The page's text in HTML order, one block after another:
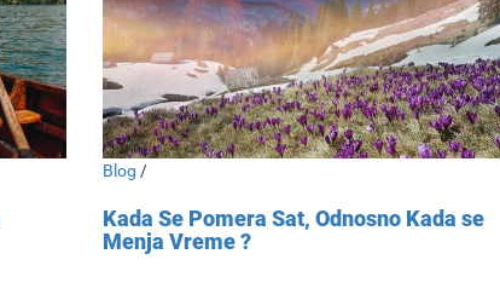
Blog /
Kada Se Pomera Sat, Odnosno Kada se
Menja Vreme ?